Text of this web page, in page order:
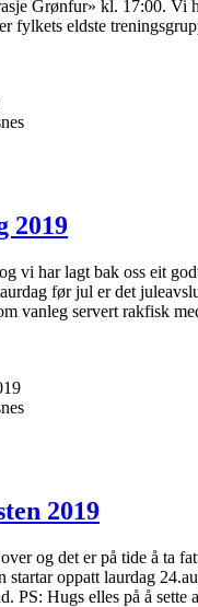
Grønfur» kl. 17:00. Vi
fylkets eldste
2019
vi har lagt bak oss eit
før jul er det
vanleg servert rakfisk
2019
og det er på tide å ta
startar oppatt laurdag
PS: Hugs elles på å